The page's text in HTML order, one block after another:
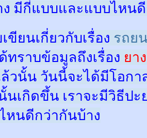
ง มีกี่แบบและแบบไหน
ขียนเกี่ยวกับเรื่อง รถย
ทราบข้อมูลถึงเรื่อง ยา
วนั้น วันนี้จะได้มีโอกา
นเกิดขึ้น เราจะมีวิธีปะ
หนดีกว่ากันบ้าง